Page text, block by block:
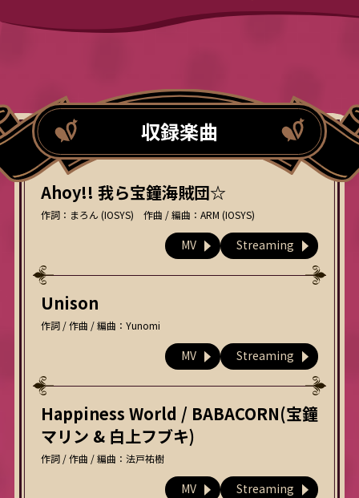
収録楽曲
Ahoy!! 我ら宝鐘海賊団☆
作詞：まろん (IOSYS) 作曲 / 編曲：ARM (IOSYS)
MV Streaming
Unison
作詞 / 作曲 / 編曲：Yunomi
MV Streaming
Happiness World / BABACORN(宝鐘
マリン & 白上フブキ)
作詞 / 作曲 / 編曲：法戸祐樹
MV Streaming